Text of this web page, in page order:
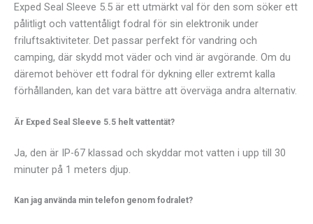
Exped Seal Sleeve 5.5 är ett utmärkt val för den som söker ett
pålitligt och vattentåligt fodral för sin elektronik under
friluftsaktiviteter. Det passar perfekt för vandring och
camping, där skydd mot väder och vind är avgörande. Om du
däremot behöver ett fodral för dykning eller extremt kalla
förhållanden, kan det vara bättre att överväga andra alternativ.
Är Exped Seal Sleeve 5.5 helt vattentät?
Ja, den är IP-67 klassad och skyddar mot vatten i upp till 30
minuter på 1 meters djup.
Kan jag använda min telefon genom fodralet?